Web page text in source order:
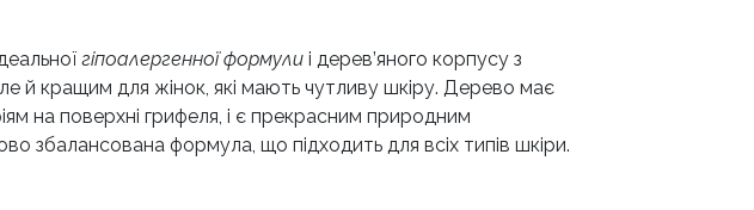
гіпоалергенної формули і дерев’яного корпусу з
й кращим для жінок, які мають чутливу шкіру. Дерево має
на поверхні грифеля, і є прекрасним природним
збалансована формула, що підходить для всіх типів шкіри.